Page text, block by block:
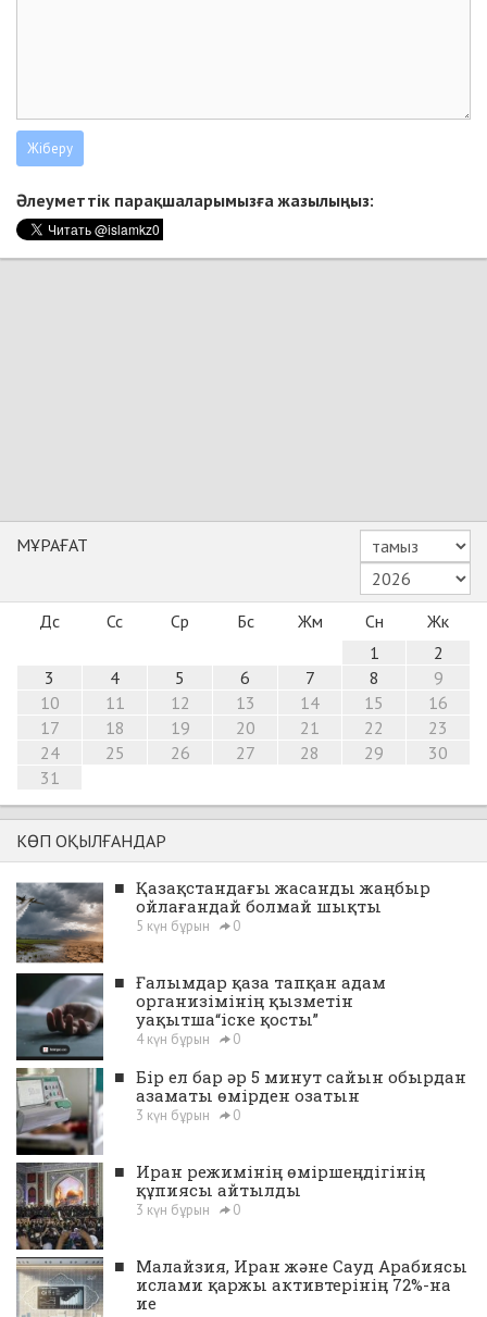
Әлеуметтік парақшаларымызға жазылыңыз:
МҰРАҒАТ
Дс Сс Ср Бс Жм Сн
Жк
1
2
3
4 5 6 7 8
9
10
11 12 13 14 15
16
17
18 19 20 21 22
23
24
25 26 27 28 29
30
31
КӨП ОҚЫЛҒАНДАР
■ Қазақстандағы жасанды жаңбыр
ойлағандай болмай шықты
5 күн бұрын 0
■ Ғалымдар қаза тапқан адам
организімінің қызметін
уақытша“іске қосты”
4 күн бұрын 0
■ Бір ел бар әр 5 минут сайын обырдан
азаматы өмірден озатын
3 күн бұрын 0
■ Иран режимінің өміршеңдігінің
құпиясы айтылды
3 күн бұрын 0
■ Малайзия, Иран және Сауд Арабиясы
ислами қаржы активтерінің 72%-на
ие